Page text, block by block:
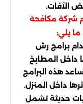
الآفات.
شركة مكافحة
يلي:
برامج رش
داخل المطابخ
هذه البرامج
داخل المنزل.
حديثة تشمل